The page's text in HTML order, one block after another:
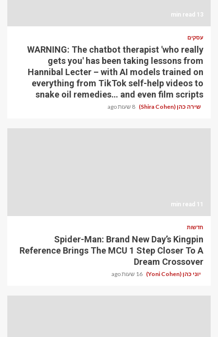
13 min read
עסקים
WARNING: The chatbot therapist 'who really
gets you' has been taking lessons from
Hannibal Lecter – with AI models trained on
everything from TikTok self-help videos to
snake oil remedies… and even film scripts
שירה כהן (Shira Cohen) 8 שעות ago
11 min read
חדשות
Spider-Man: Brand New Day’s Kingpin
Reference Brings The MCU 1 Step Closer To A
Dream Crossover
יוני כהן (Yoni Cohen) 16 שעות ago